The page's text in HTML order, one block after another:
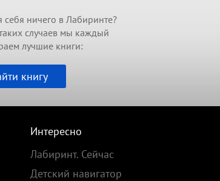
ничего в Лабиринте?
случаев мы каждый
лучшие книги:
книгу
Интересно
Лабиринт. Сейчас
Детский навигатор